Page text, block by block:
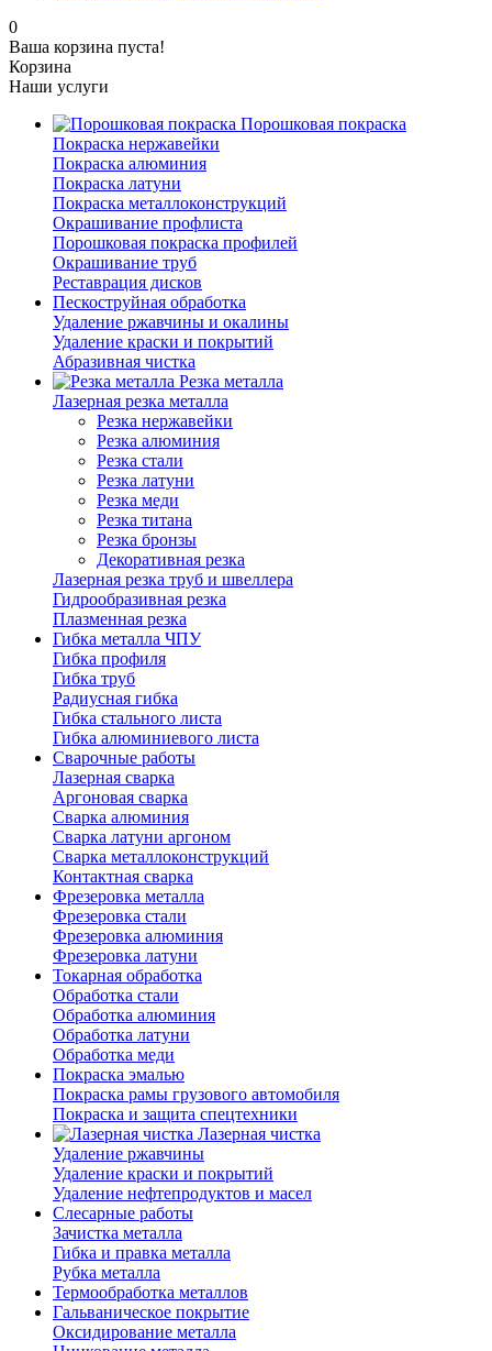
0
Ваша корзина пуста!
Корзина
Наши услуги
Порошковая покраска
Покраска нержавейки
Покраска алюминия
Покраска латуни
Покраска металлоконструкций
Окрашивание профлиста
Порошковая покраска профилей
Окрашивание труб
Реставрация дисков
Пескоструйная обработка
Удаление ржавчины и окалины
Удаление краски и покрытий
Абразивная чистка
Резка металла
Лазерная резка металла
Резка нержавейки
Резка алюминия
Резка стали
Резка латуни
Резка меди
Резка титана
Резка бронзы
Декоративная резка
Лазерная резка труб и швеллера
Гидрообразивная резка
Плазменная резка
Гибка металла ЧПУ
Гибка профиля
Гибка труб
Радиусная гибка
Гибка стального листа
Гибка алюминиевого листа
Сварочные работы
Лазерная сварка
Аргоновая сварка
Сварка алюминия
Сварка латуни аргоном
Сварка металлоконструкций
Контактная сварка
Фрезеровка металла
Фрезеровка стали
Фрезеровка алюминия
Фрезеровка латуни
Токарная обработка
Обработка стали
Обработка алюминия
Обработка латуни
Обработка меди
Покраска эмалью
Покраска рамы грузового автомобиля
Покраска и защита спецтехники
Лазерная чистка
Удаление ржавчины
Удаление краски и покрытий
Удаление нефтепродуктов и масел
Слесарные работы
Зачистка металла
Гибка и правка металла
Рубка металла
Термообработка металлов
Гальваническое покрытие
Оксидирование металла